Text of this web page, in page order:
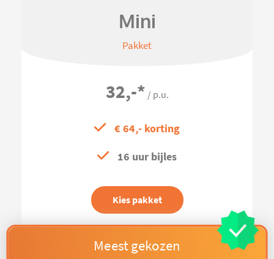
Mini
Pakket
32,-* / p.u.
€ 64,- korting
16 uur bijles
Kies pakket